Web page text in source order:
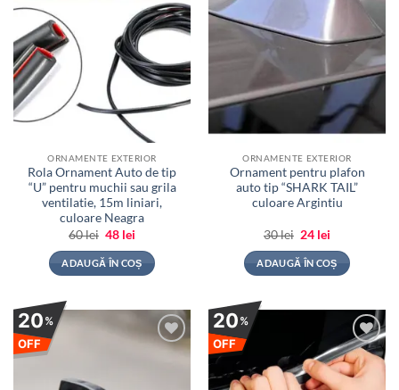
ORNAMENTE EXTERIOR
Rola Ornament Auto de tip
“U” pentru muchii sau grila
ventilatie, 15m liniari,
culoare Neagra
60lei Prețul
a
fost:
60 lei.
48 lei
este:
48 lei.
ADAUGĂ ÎN COȘ
ORNAMENTE EXTERIOR
Ornament pentru plafon
auto tip “SHARK TAIL”
culoare Argintiu
30lei Prețul
a
fost:
30 lei.
24 lei
este:
24 lei.
ADAUGĂ ÎN COȘ
20%
OFF
Adauga
20%
OFF
Adauga
la
favorite